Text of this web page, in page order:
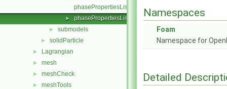
phasePropertiesList.C
► phasePropertiesList.H
► submodels
► solidParticle
► Lagrangian
► mesh
► meshCheck
► meshTools
Namespaces
Foam
Namespace for
Detailed